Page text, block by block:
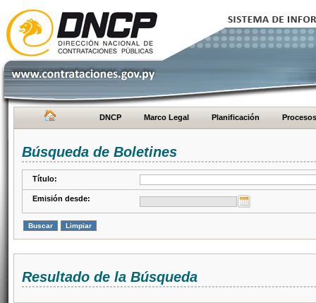
DNCP Marco Legal Planificación Procesos
Búsqueda de Boletines
Título:
Emisión desde:
Resultado de la Búsqueda